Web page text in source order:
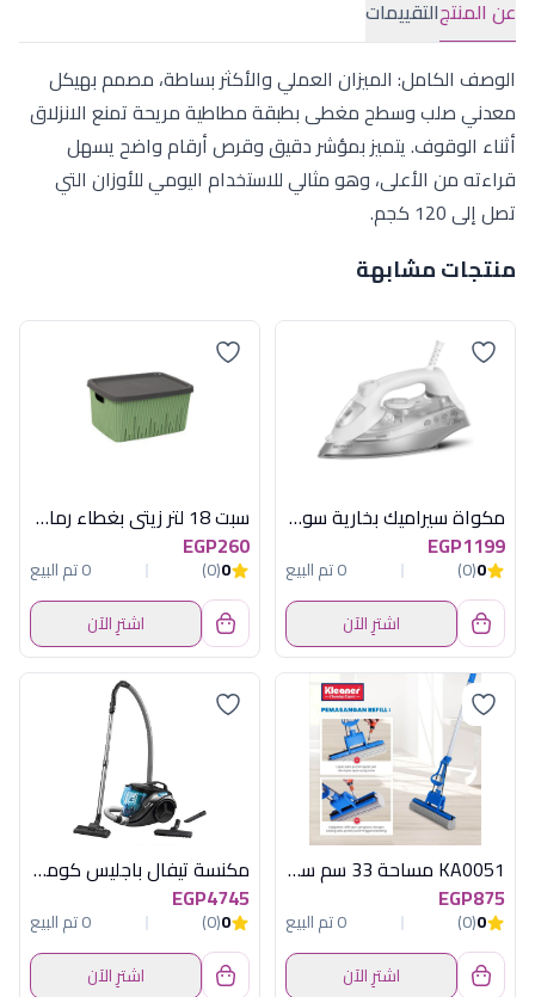
عن المنتجالتقييمات
الوصف الكامل: الميزان العملي والأكثر بساطة، مصمم بهيكل
معدني صلب وسطح مغطى بطبقة مطاطية مريحة تمنع الانزلاق
أثناء الوقوف. يتميز بمؤشر دقيق وقرص أرقام واضح يسهل
قراءته من الأعلى، وهو مثالي للاستخدام اليومي للأوزان التي
تصل إلى 120 كجم.
منتجات مشابهة
مكواة سيراميك بخارية سوناي هومي – اسود , 2400 وات – MAR-8400
EGP1199
0
(0)
0 تم البيع
اشترِ الآن
سبت 18 لتر زيتى بغطاء رمادى هيريفين
EGP260
0
(0)
0 تم البيع
اشترِ الآن
KA0051 مساحة 33 سم سوفت كلينر
EGP875
0
(0)
0 تم البيع
اشترِ الآن
مكنسة تيفال باجليس كومبكت باور تركواز
EGP4745
0
(0)
0 تم البيع
اشترِ الآن